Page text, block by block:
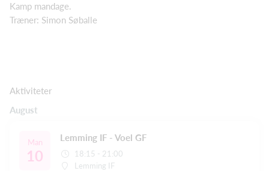
Kamp mandage.
Træner: Simon Søballe
Aktiviteter
August
Man
10
Lemming IF - Voel GF
18:15 - 21:00
Lemming IF